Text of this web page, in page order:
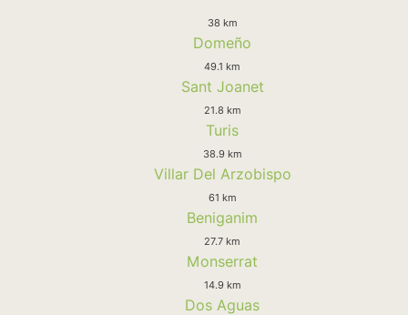
38 km
Domeño
49.1 km
Sant Joanet
21.8 km
Turis
38.9 km
Villar Del Arzobispo
61 km
Beniganim
27.7 km
Monserrat
14.9 km
Dos Aguas